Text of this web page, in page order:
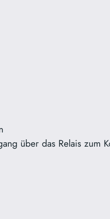
über das Relais zum